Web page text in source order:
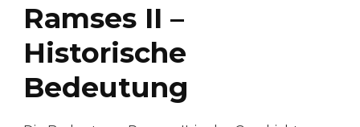
Ramses II –
Historische
Bedeutung